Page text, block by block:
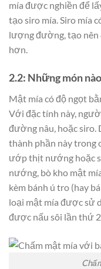
mía được nghiền để
tạo siro mía. Siro mía
lượng đường, tạo nên
hơn.
2.2: Những món
Mật mía có độ ngọt
Với đặc tính này,
đường nâu, hoặc siro.
thành phần này trong
ướp thịt nướng hoặc
nướng, bò kho mật
kèm bánh ú tro (hay
loại mật mía được sử
được nấu sôi lần thứ